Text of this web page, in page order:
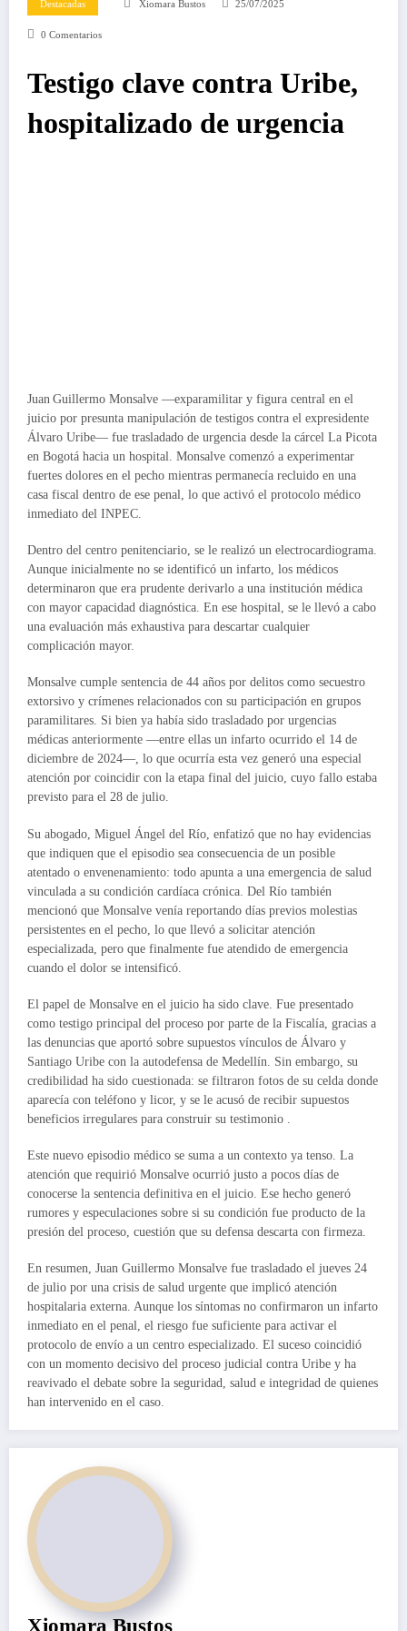
Destacadas Xiomara Bustos 25/07/2025
0 Comentarios
Testigo clave contra Uribe,
hospitalizado de urgencia
Juan Guillermo Monsalve —exparamilitar y figura central en el
juicio por presunta manipulación de testigos contra el expresidente
Álvaro Uribe— fue trasladado de urgencia desde la cárcel La Picota
en Bogotá hacia un hospital. Monsalve comenzó a experimentar
fuertes dolores en el pecho mientras permanecía recluido en una
casa fiscal dentro de ese penal, lo que activó el protocolo médico
inmediato del INPEC.
Dentro del centro penitenciario, se le realizó un electrocardiograma.
Aunque inicialmente no se identificó un infarto, los médicos
determinaron que era prudente derivarlo a una institución médica
con mayor capacidad diagnóstica. En ese hospital, se le llevó a cabo
una evaluación más exhaustiva para descartar cualquier
complicación mayor.
Monsalve cumple sentencia de 44 años por delitos como secuestro
extorsivo y crímenes relacionados con su participación en grupos
paramilitares. Si bien ya había sido trasladado por urgencias
médicas anteriormente —entre ellas un infarto ocurrido el 14 de
diciembre de 2024—, lo que ocurría esta vez generó una especial
atención por coincidir con la etapa final del juicio, cuyo fallo estaba
previsto para el 28 de julio.
Su abogado, Miguel Ángel del Río, enfatizó que no hay evidencias
que indiquen que el episodio sea consecuencia de un posible
atentado o envenenamiento: todo apunta a una emergencia de salud
vinculada a su condición cardíaca crónica. Del Río también
mencionó que Monsalve venía reportando días previos molestias
persistentes en el pecho, lo que llevó a solicitar atención
especializada, pero que finalmente fue atendido de emergencia
cuando el dolor se intensificó.
El papel de Monsalve en el juicio ha sido clave. Fue presentado
como testigo principal del proceso por parte de la Fiscalía, gracias a
las denuncias que aportó sobre supuestos vínculos de Álvaro y
Santiago Uribe con la autodefensa de Medellín. Sin embargo, su
credibilidad ha sido cuestionada: se filtraron fotos de su celda donde
aparecía con teléfono y licor, y se le acusó de recibir supuestos
beneficios irregulares para construir su testimonio
Este nuevo episodio médico se suma a un contexto ya tenso. La
atención que requirió Monsalve ocurrió justo a pocos días de
conocerse la sentencia definitiva en el juicio. Ese hecho generó
rumores y especulaciones sobre si su condición fue producto de la
presión del proceso, cuestión que su defensa descarta con firmeza.
En resumen, Juan Guillermo Monsalve fue trasladado el jueves 24
de julio por una crisis de salud urgente que implicó atención
hospitalaria externa. Aunque los síntomas no confirmaron un infarto
inmediato en el penal, el riesgo fue suficiente para activar el
protocolo de envío a un centro especializado. El suceso coincidió
con un momento decisivo del proceso judicial contra Uribe y ha
reavivado el debate sobre la seguridad, salud e integridad de quienes
han intervenido en el caso.
Xiomara Bustos